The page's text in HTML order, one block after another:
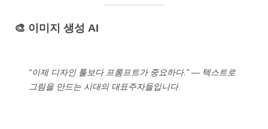
🎨 이미지 생성 AI
“이제 디자인 툴보다 프롬프트가 중요하다.” — 텍스트로
그림을 만드는 시대의 대표주자들입니다.